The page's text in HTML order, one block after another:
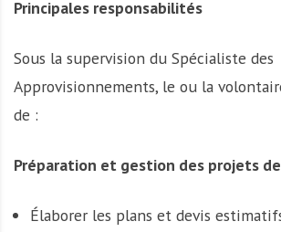
Principales responsabilités
Sous la supervision du Spécialiste des
Approvisionnements, le ou la
de :
Préparation et gestion des projets
Élaborer les plans et devis